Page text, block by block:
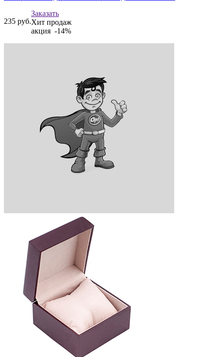
235 руб.
Заказать
Хит продаж
акция -14%